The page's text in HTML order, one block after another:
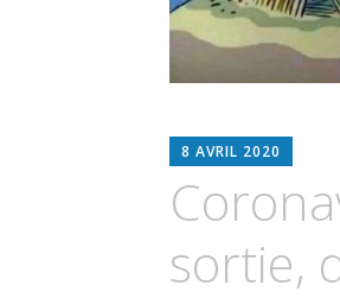
8 AVRIL 2020
sortie,